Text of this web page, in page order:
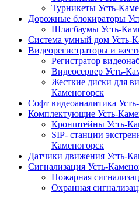
Турникеты Усть-
Дорожные блокираторы
Шлагбаумы Усть-
Система умный дом Усть-
Видеорегистраторы и
Регистратор
Видеосервер Усть-
Жесткие диски для
Каменогорск
Софт видеоаналитика
Комплектующие Усть-
Кронштейны Усть-
SIP- станции
Каменогорск
Датчики движения Усть-
Сигнализация Усть-
Пожарная
Охранная